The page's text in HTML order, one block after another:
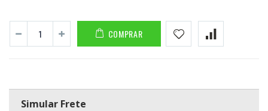
COMPRAR
Simular Frete